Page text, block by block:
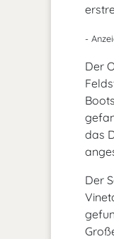
-
Der
das
Der